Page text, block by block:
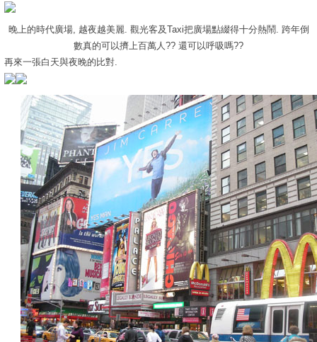
晚上的時代廣場, 越夜越美麗. 觀光客及Taxi把廣場點綴得十分熱鬧. 跨年倒
數真的可以擠上百萬人?? 還可以呼吸嗎??
再來一張白天與夜晚的比對.